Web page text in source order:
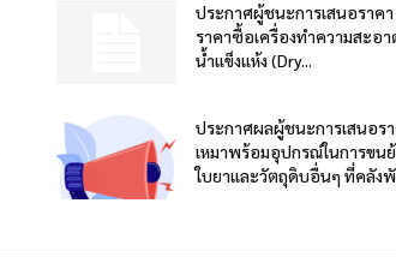
ประกาศผู้ชนะการเสนอราค
ราคาซื้อเครื่องทำความสะอ
น้ำแข็งแห้ง (Dry...
ประกาศผลผู้ชนะการเสนอรา
เหมาพร้อมอุปกรณ์ในการขน
ใบยาและวัตถุดิบอื่นๆ ที่คลัง